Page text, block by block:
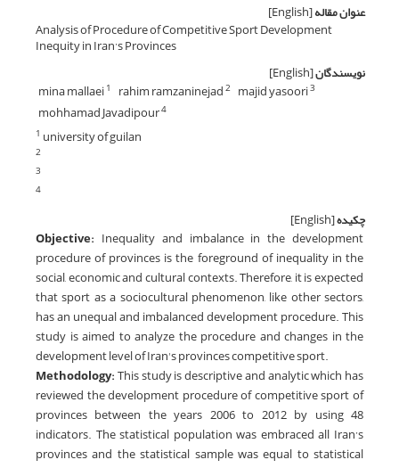
عنوان مقاله[English]
Analysis of Procedure of Competitive Sport Development
Inequity in Iran’s Provinces
نویسندگان[English]
mina mallaei1 rahim ramzaninejad2 majid yasoori3
mohhamad Javadipour4
1 university of guilan
2
3
4
چکیده[English]
Objective: Inequality and imbalance in the development
procedure of provinces is the foreground of inequality in the
social, economic and cultural contexts. Therefore, it is expected
that sport as a sociocultural phenomenon, like other sectors,
has an unequal and imbalanced development procedure. This
study is aimed to analyze the procedure and changes in the
development level of Iran's provinces competitive sport.
Methodology:This study is descriptive and analytic which has
reviewed the development procedure of competitive sport of
provinces between the years 2006 to 2012 by using 48
indicators. The statistical population was embraced all Iran’s
provinces and the statistical sample was equal to statistical